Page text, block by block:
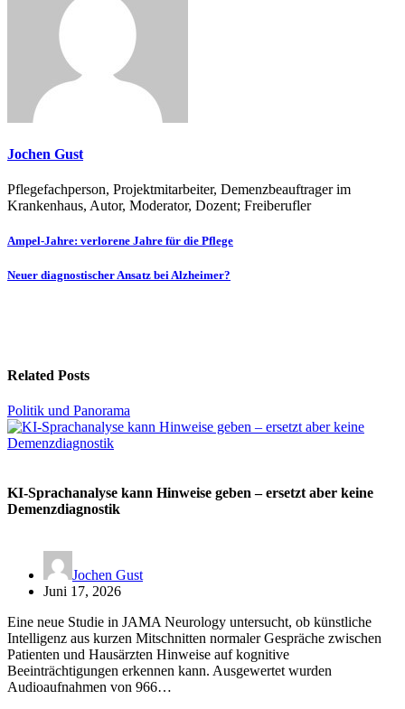
Jochen Gust
Pflegefachperson, Projektmitarbeiter, Demenzbeauftrager im
Krankenhaus, Autor, Moderator, Dozent; Freiberufler
Beitragsnavigation
Ampel-Jahre: verlorene Jahre für die Pflege
Neuer diagnostischer Ansatz bei Alzheimer?
Related Posts
Politik und Panorama
KI-Sprachanalyse kann Hinweise geben – ersetzt aber keine
Demenzdiagnostik
Jochen Gust
Juni 17, 2026
Eine neue Studie in JAMA Neurology untersucht, ob künstliche
Intelligenz aus kurzen Mitschnitten normaler Gespräche zwischen
Patienten und Hausärzten Hinweise auf kognitive
Beeinträchtigungen erkennen kann. Ausgewertet wurden
Audioaufnahmen von 966…